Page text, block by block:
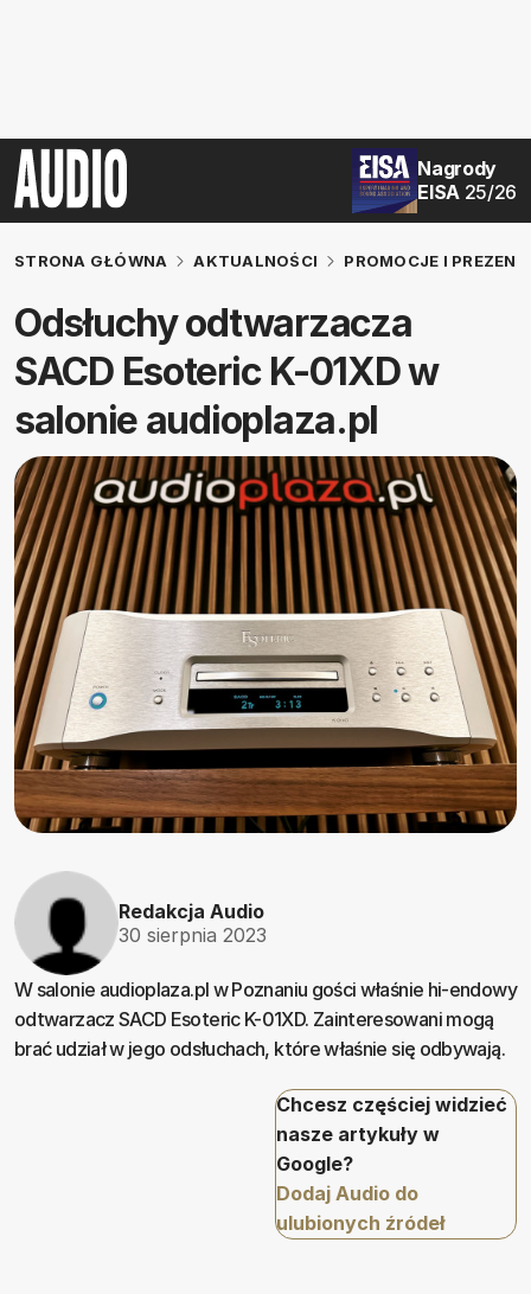
Nagrody
EISA 25/26
STRONA GŁÓWNA AKTUALNOŚCI PROMOCJE I
Odsłuchy odtwarzacza
SACD Esoteric K-01XD w
salonie audioplaza.pl
Redakcja Audio
30 sierpnia 2023
W salonie audioplaza.pl w Poznaniu gości właśnie hi-endowy
odtwarzacz SACD Esoteric K-01XD. Zainteresowani mogą
brać udział w jego odsłuchach, które właśnie się odbywają.
Chcesz częściej widzieć
nasze artykuły w
Google?
Dodaj Audio do
ulubionych źródeł